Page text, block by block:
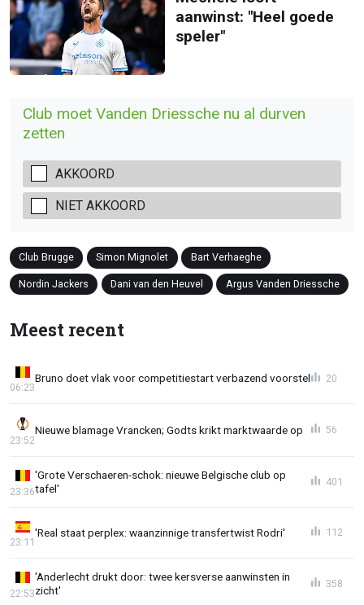
aanwinst: "Heel goede
speler"
Club moet Vanden Driessche nu al durven
zetten
AKKOORD
NIET AKKOORD
Club Brugge Simon Mignolet Bart Verhaeghe
Nordin Jackers Dani van den Heuvel Argus Vanden Driessche
Meest recent
Bruno doet vlak voor competitiestart verbazend voorstel
06:23
20
Nieuwe blamage Vrancken; Godts krikt marktwaarde op
23:52
56
'Grote Verschaeren-schok: nieuwe Belgische club op
tafel'
23:36
401
'Real staat perplex: waanzinnige transfertwist Rodri'
23:11
112
'Anderlecht drukt door: twee kersverse aanwinsten in
zicht'
22:53
358